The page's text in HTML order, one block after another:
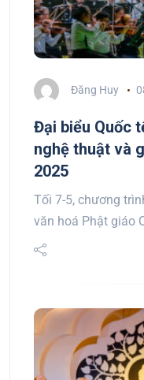
Đăng Huy
Đại biểu Quốc
nghệ thuật và
2025
Tối 7-5, chương
văn hoá Phật giáo